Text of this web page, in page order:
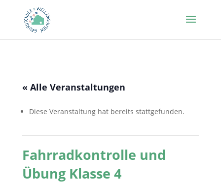
« Alle Veranstaltungen
Diese Veranstaltung hat bereits stattgefunden.
Fahrradkontrolle und
Übung Klasse 4